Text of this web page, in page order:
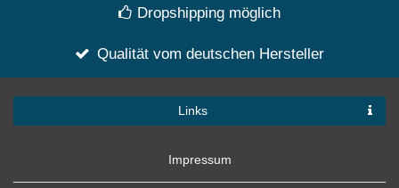
Dropshipping möglich
Qualität vom deutschen Hersteller
Links
Impressum